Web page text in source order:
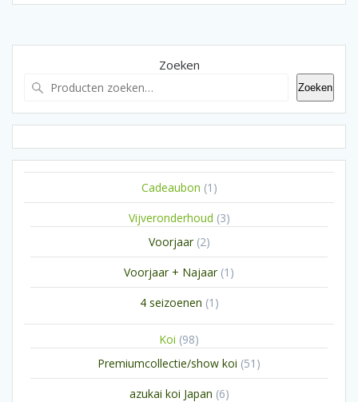
Zoeken
Zoeken
Cadeaubon 1 1
product
Vijveronderhoud 33
Voorjaar 22
producten
Voorjaar + Najaar 1 1
product
4 seizoenen 1 1
Koi 9898
producten
Premiumcollectie/show koi 51 51
producten
azukai koi Japan 66